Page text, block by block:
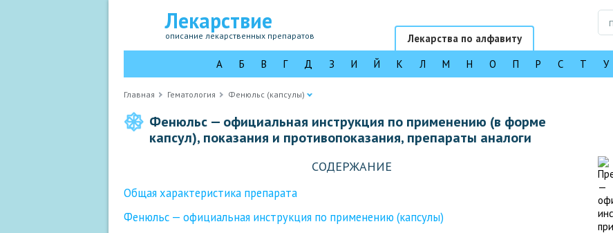
Лекарствие
описание лекарственных препаратов
Лекарства по алфавиту
А
Б В Г Д З И Й К Л М Н О П Р С Т У
Главная Гематология Фенюльс (капсулы)
Фенюльс — официальная инструкция по применению (в форме
капсул), показания и противопоказания, препараты аналоги
СОДЕРЖАНИЕ
Общая характеристика препарата
Фенюльс — официальная инструкция по применению (капсулы)